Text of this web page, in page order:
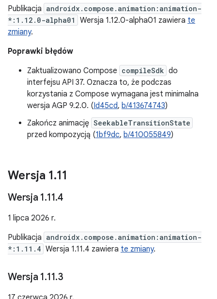
Publikacja androidx.compose.animation:animation-
*:1.12.0-alpha01
Wersja 1.12.0-alpha01 zawiera te
zmiany.
Poprawki błędów
Zaktualizowano Compose compileSdk do
interfejsu API 37. Oznacza to, że podczas
korzystania z Compose wymagana jest minimalna
wersja AGP 9.2.0. (Id45cd, b/413674743)
Zakończ animację SeekableTransitionState
przed kompozycją (1bf9dc, b/410055849)
Wersja 1.11
Wersja 1.11.4
1 lipca 2026 r.
Publikacja androidx.compose.animation:animation-
*:1.11.4 Wersja 1.11.4 zawiera te zmiany.
Wersja 1.11.3